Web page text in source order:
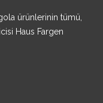
ürünlerinin tümü,
Haus Fargen